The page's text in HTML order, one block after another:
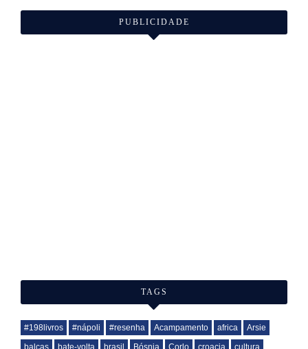
PUBLICIDADE
TAGS
#198livros #nápoli #resenha Acampamento africa
Arsie
balcas
bate-volta brasil Bósnia Corlo croacia cultura